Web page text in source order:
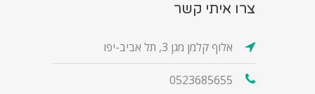
צרו איתי קשר
אלוף קלמן מגן 3, תל אביב-יפו
0523685655